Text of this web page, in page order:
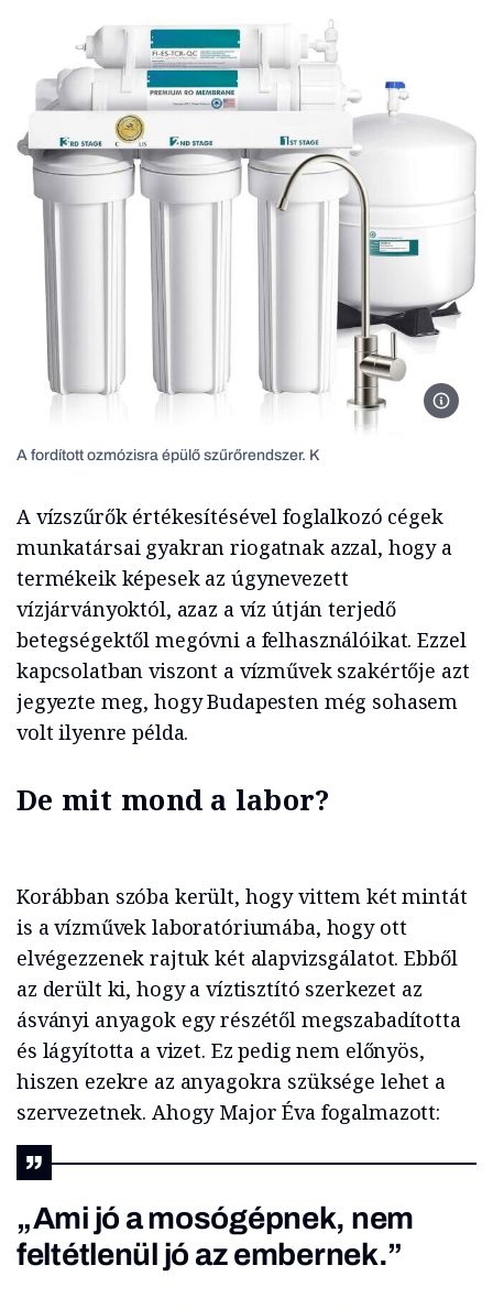
A
A fordított ozmózisra épülő szűrőrendszer. K
A vízszűrők értékesítésével foglalkozó cégek
munkatársai gyakran riogatnak azzal, hogy a
termékeik képesek az úgynevezett
vízjárványoktól, azaz a víz útján terjedő
betegségektől megóvni a felhasználóikat. Ezzel
kapcsolatban viszont a vízművek szakértője azt
jegyezte meg, hogy Budapesten még sohasem
volt ilyenre példa.
De mit mond a labor?
Korábban szóba került, hogy vittem két mintát
is a vízművek laboratóriumába, hogy ott
elvégezzenek rajtuk két alapvizsgálatot. Ebből
az derült ki, hogy a víztisztító szerkezet az
ásványi anyagok egy részétől megszabadította
és lágyította a vizet. Ez pedig nem előnyös,
hiszen ezekre az anyagokra szüksége lehet a
szervezetnek. Ahogy Major Éva fogalmazott:
„Ami jó a mosógépnek, nem
feltétlenül jó az embernek.”